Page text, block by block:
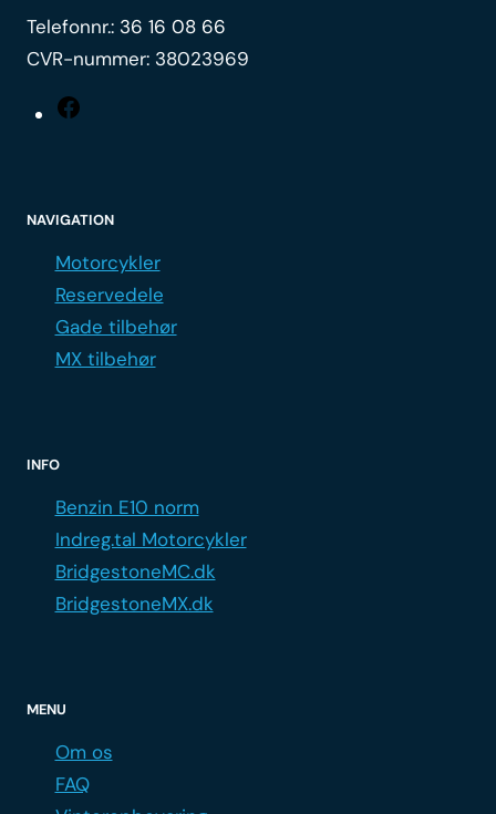
Telefonnr.: 36 16 08 66
CVR-nummer: 38023969
NAVIGATION
Motorcykler
Reservedele
Gade tilbehør
MX tilbehør
INFO
Benzin E10 norm
Indreg.tal Motorcykler
BridgestoneMC.dk
BridgestoneMX.dk
MENU
Om os
FAQ